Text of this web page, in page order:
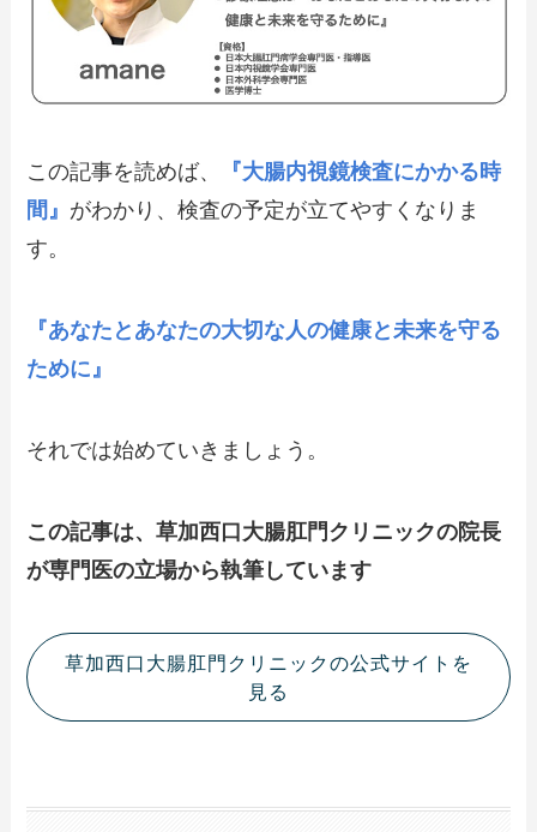
この記事を読めば、
『大腸内視鏡検査にかかる時
間』 がわかり、検査の予定が立てやすくなりま
す。
『あなたとあなたの大切な人の健康と未来を守る
ために』
それでは始めていきましょう。
この記事は、草加西口大腸肛門クリニックの院長
が専門医の立場から執筆しています
草加西口大腸肛門クリニックの公式サイトを
見る